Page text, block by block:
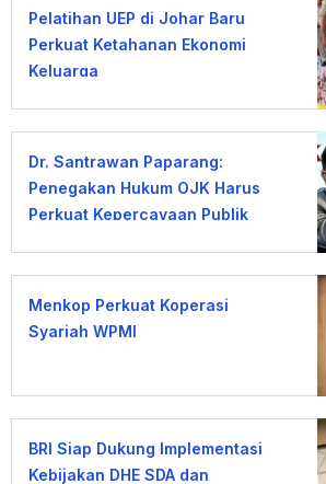
Pelatihan UEP di Johar Baru
Perkuat Ketahanan Ekonomi
Keluarga
Dr. Santrawan Paparang:
Penegakan Hukum OJK Harus
Perkuat Kepercayaan Publik
Menkop Perkuat Koperasi
Syariah WPMI
BRI Siap Dukung Implementasi
Kebijakan DHE SDA dan